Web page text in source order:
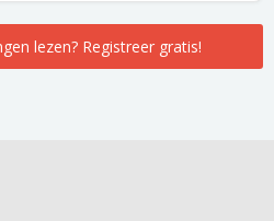
lezen? Registreer gratis!